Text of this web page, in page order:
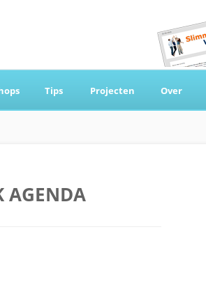
Ga
de
Tips Projecten Over
AGENDA